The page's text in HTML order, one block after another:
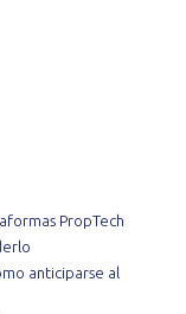
PropTech
anticiparse al